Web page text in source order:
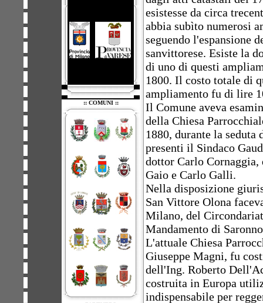
:: COMUNI ::
esistesse da circa
abbia subìto numerosi
seguendo l'espansione
sanvittorese. Esiste la
di uno di questi
1800. Il costo totale di
ampliamento fu di lire
Il Comune aveva
della Chiesa
1880, durante la seduta
presenti il Sindaco
dottor Carlo
Gaio e Carlo Galli.
Nella disposizione
San Vittore Olona
Milano, del
Mandamento di
L'attuale Chiesa
Giuseppe Magni, fu
dell'Ing. Roberto
costruita in Europa
indispensabile per